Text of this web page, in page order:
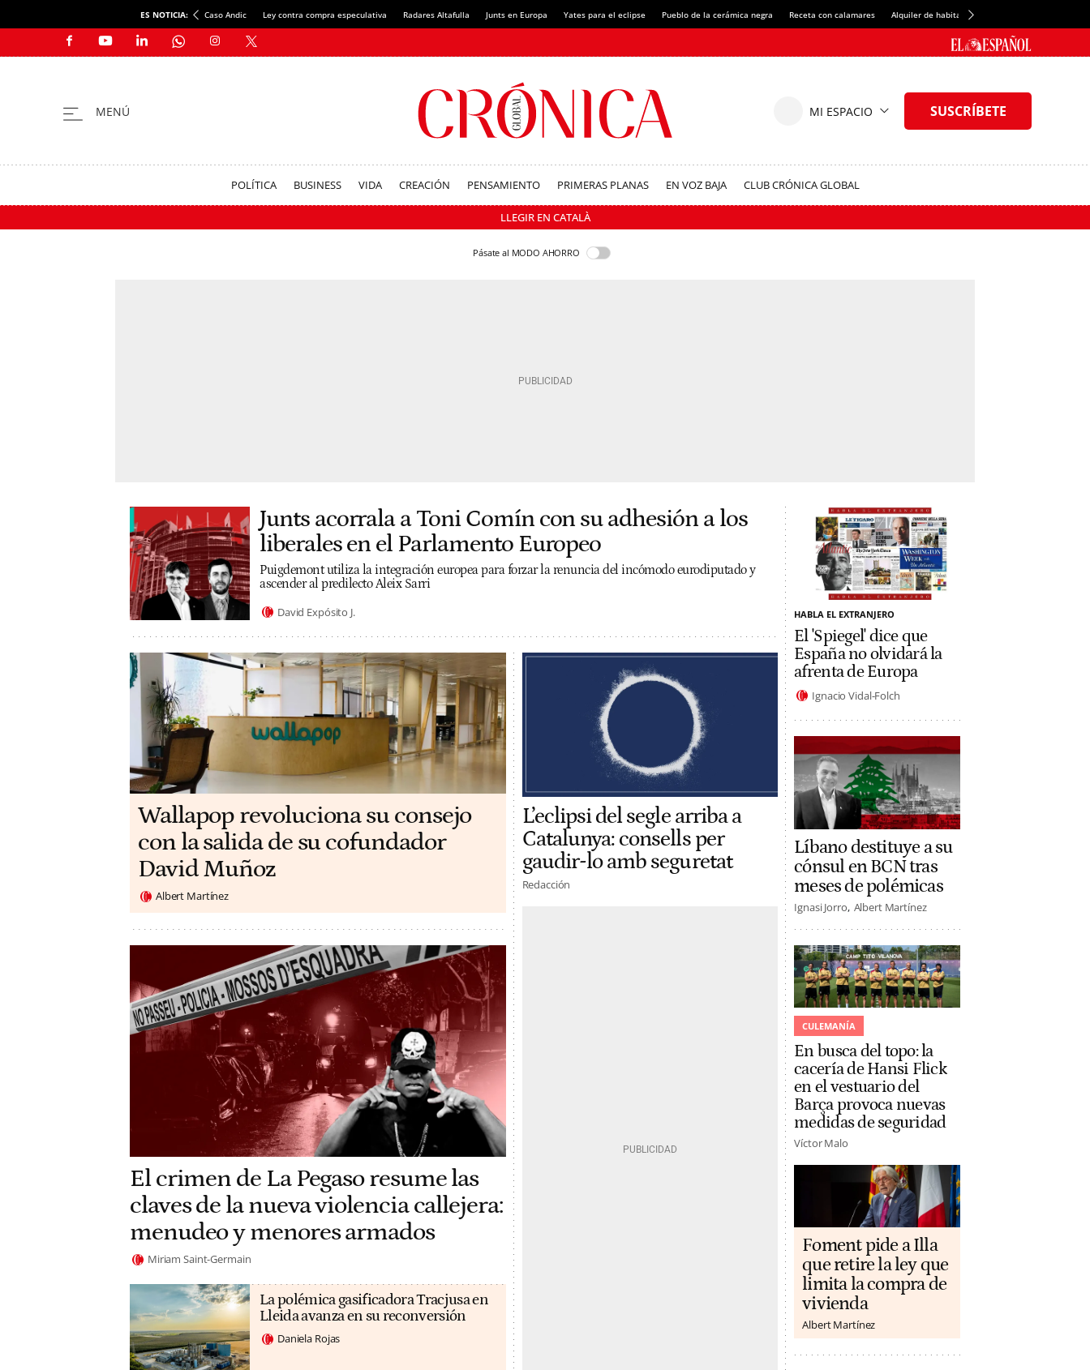
ES NOTICIA: Caso Andic Ley contra compra especulativa Radares Altafulla Junts en Europa Yates para el eclipse Pueblo de la cerámica negra Receta con calamares Alquiler de habitaciones en España
POLÍTICA BUSINESS VIDA CREACIÓN PENSAMIENTO PRIMERAS PLANAS EN VOZ BAJA CLUB CRÓNICA GLOBAL
LLEGIR EN CATALÀ
Pásate al MODO AHORRO
Junts acorrala a Toni Comín con su adhesión a los
liberales en el Parlamento Europeo
Puigdemont utiliza la integración europea para forzar la renuncia del incómodo eurodiputado y
ascender al predilecto Aleix Sarri
David Expósito J.
Wallapop revoluciona su consejo
con la salida de su cofundador
David Muñoz
Albert Martínez
El crimen de La Pegaso resume las
claves de la nueva violencia callejera:
menudeo y menores armados
Miriam Saint-Germain
La polémica gasificadora Tracjusa en
Lleida avanza en su reconversión
Daniela Rojas
L’eclipsi del segle arriba a
Catalunya: consells per
gaudir-lo amb seguretat
Redacción
HABLA EL EXTRANJERO
El 'Spiegel' dice que
España no olvidará la
afrenta de Europa
Ignacio Vidal-Folch
Líbano destituye a su
cónsul en BCN tras
meses de polémicas
Ignasi Jorro Albert Martínez
CULEMANÍA
En busca del topo: la
cacería de Hansi Flick
en el vestuario del
Barça provoca nuevas
medidas de seguridad
Víctor Malo
Foment pide a Illa
que retire la ley que
limita la compra de
vivienda
Albert Martínez